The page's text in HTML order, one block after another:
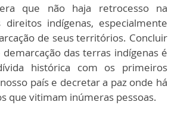
que não haja retrocesso na
direitos indígenas, especialmente
de seus territórios. Concluir
das terras indígenas é
histórica com os primeiros
país e decretar a paz onde há
que vitimam inúmeras pessoas.